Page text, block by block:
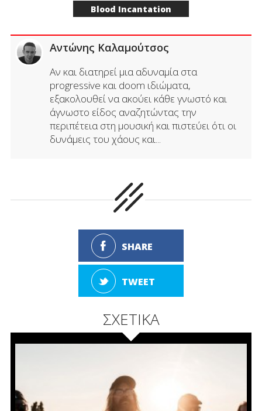
Blood Incantation
Αντώνης Καλαμούτσος
Αν και διατηρεί μια αδυναμία στα
progressive και doom ιδιώματα,
εξακολουθεί να ακούει κάθε γνωστό και
άγνωστο είδος αναζητώντας την
περιπέτεια στη μουσική και πιστεύει ότι οι
δυνάμεις του χάους και...
SHARE
TWEET
ΣΧΕΤΙΚΑ